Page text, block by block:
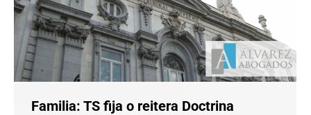
Familia: TS fija o reitera Doctrina